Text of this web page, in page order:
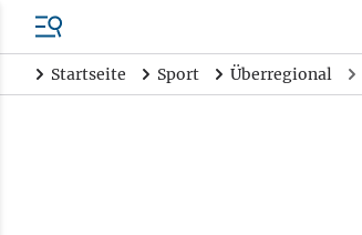
Startseite Sport Überregional